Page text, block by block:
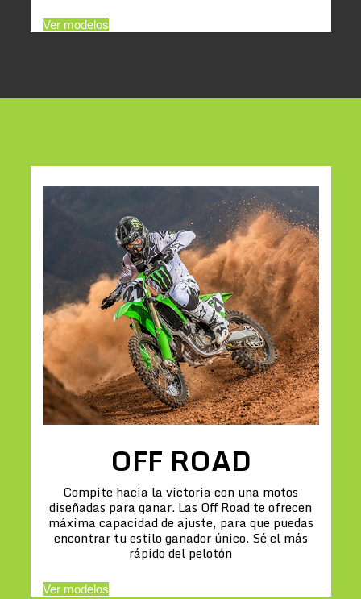
Ver modelos
OFF ROAD
Compite hacia la victoria con una motos
diseñadas para ganar. Las Off Road te ofrecen
máxima capacidad de ajuste, para que puedas
encontrar tu estilo ganador único. Sé el más
rápido del pelotón
Ver modelos